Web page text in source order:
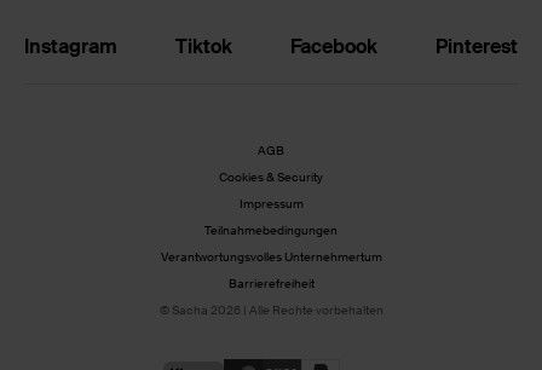
Instagram Tiktok Facebook Pinterest
AGB
Cookies & Security
Impressum
Teilnahmebedingungen
Verantwortungsvolles Unternehmertum
Barrierefreiheit
© Sacha 2026 | Alle Rechte vorbehalten